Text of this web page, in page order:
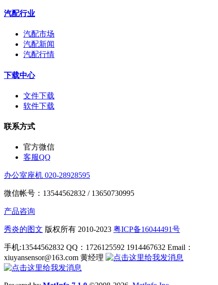
汽配行业
汽配市场
汽配新闻
汽配行情
下载中心
文件下载
软件下载
联系方式
官方微信
客服QQ
办公室座机 020-28928595
微信帐号：13544562832 / 13650730995
产品咨询
秀炎的图文 版权所有 2010-2023 粤ICP备16044491号
手机:13544562832 QQ：1726125592 1914467632 Email：
xiuyansensor@163.com 黄经理